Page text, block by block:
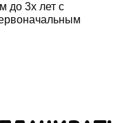
до 3х лет с